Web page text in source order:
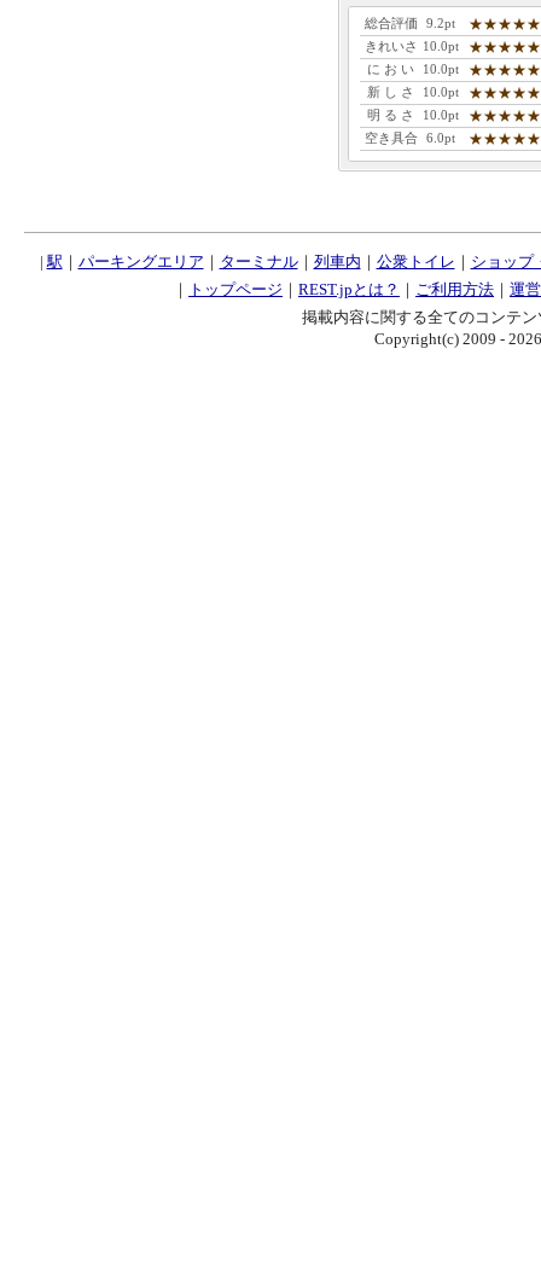
総合評価 9.2pt
きれいさ 10.0pt
に お い 10.0pt
新 し さ 10.0pt
明 る さ 10.0pt
空き具合 6.0pt
|駅 ｜ パーキングエリア ｜ ターミナル｜ 列車内 ｜ 公衆トイレ ｜ ショップ
｜
トップページ ｜ REST.jpとは？ ｜ ご利用方法 ｜ 運
掲載内容に関する全てのコンテ
Copyright(c) 2009 -